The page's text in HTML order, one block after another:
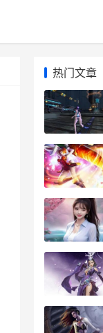
热门文章